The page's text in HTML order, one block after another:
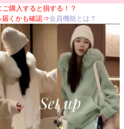
購入すると損する！？
届くかも確認⇒会員機能とは？